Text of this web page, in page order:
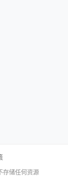
存储任何资源